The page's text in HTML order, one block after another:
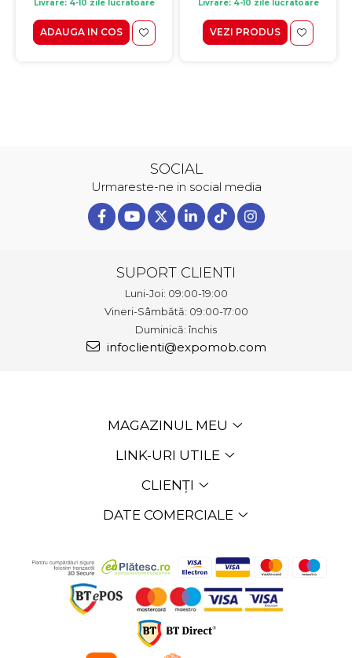
Livrare: 4-10 zile lucratoare
ADAUGA IN COS
Livrare: 4-10 zile lucratoare
VEZI PRODUS
SOCIAL
Urmareste-ne in social media
SUPORT CLIENTI
Luni-Joi: 09:00-19:00
Vineri-Sâmbătă: 09:00-17:00
Duminică: închis
infoclienti@expomob.com
MAGAZINUL MEU
LINK-URI UTILE
CLIENȚI
DATE COMERCIALE